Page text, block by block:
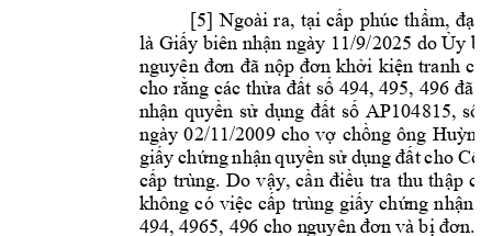
[5] Ngoài ra, tại cấp phúc thẩm, đại
là Giấy biên nhận ngày 11/9/2025 do Ủy
nguyên đơn đã nộp đơn khởi kiện tranh
cho rằng các thửa đất số 494, 495, 496 đã
nhận quyền sử dụng đất số AP104815, số
ngày 02/11/2009 cho vợ chồng ông Huỳnh
giấy chứng nhận quyền sử dụng đất cho Cô
cấp trùng. Do vậy, cần điều tra thu thập
không có việc cấp trùng giấy chứng nhận
494, 4965, 496 cho nguyên đơn và bị đơn.